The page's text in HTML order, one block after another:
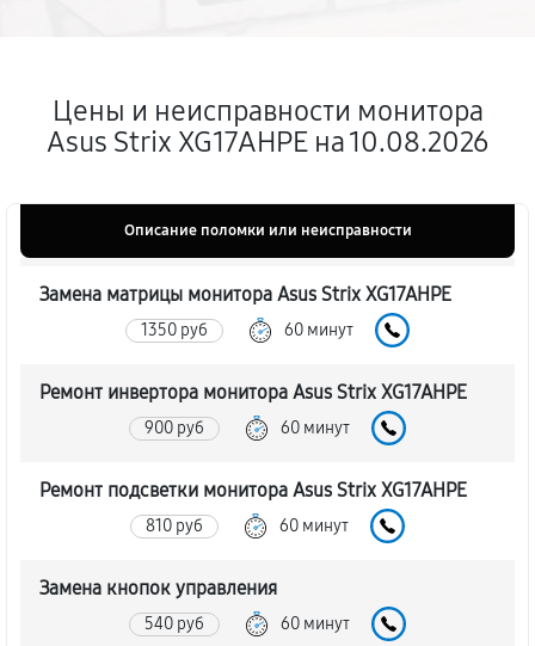
Цены и неисправности монитора
Asus Strix XG17AHPE на 10.08.2026
Описание поломки или неисправности
Замена матрицы монитора Asus Strix XG17AHPE
1350 руб 60 минут
Ремонт инвертора монитора Asus Strix XG17AHPE
900 руб 60 минут
Ремонт подсветки монитора Asus Strix XG17AHPE
810 руб 60 минут
Замена кнопок управления
540 руб 60 минут